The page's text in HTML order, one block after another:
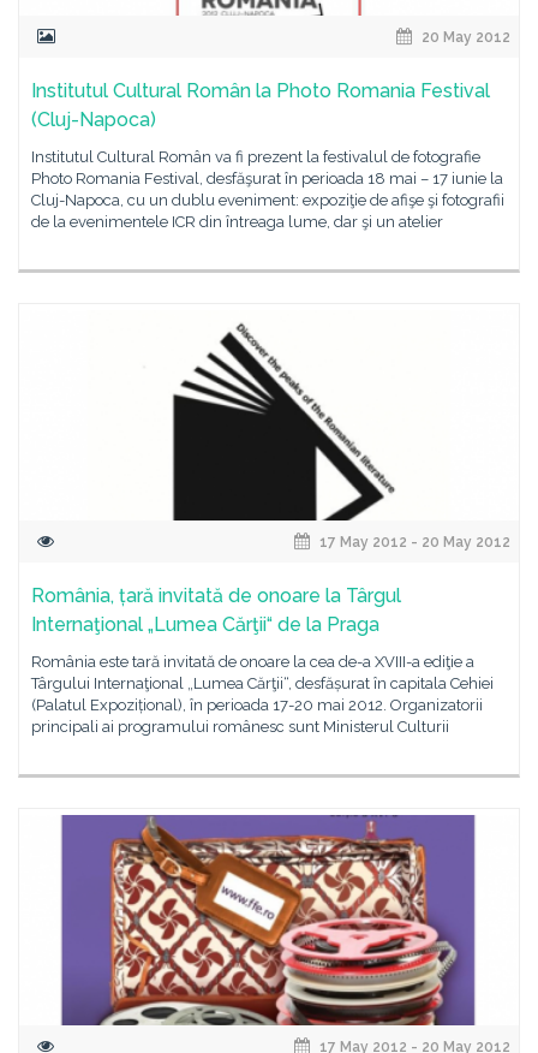
20 May 2012
Institutul Cultural Român la Photo Romania Festival
(Cluj-Napoca)
Institutul Cultural Român va fi prezent la festivalul de fotografie
Photo Romania Festival, desfăşurat în perioada 18 mai – 17 iunie la
Cluj-Napoca, cu un dublu eveniment: expoziţie de afişe şi fotografii
de la evenimentele ICR din întreaga lume, dar şi un atelier
17 May 2012 - 20 May 2012
România, țară invitată de onoare la Târgul
Internaţional „Lumea Cărţii“ de la Praga
România este tară invitată de onoare la cea de-a XVIII-a ediţie a
Târgului Internaţional „Lumea Cărţii“, desfășurat în capitala Cehiei
(Palatul Expozițional), în perioada 17-20 mai 2012. Organizatorii
principali ai programului românesc sunt Ministerul Culturii
17 May 2012 - 20 May 2012